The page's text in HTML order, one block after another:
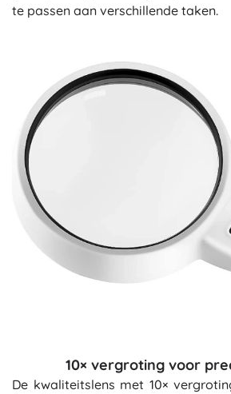
te passen aan verschillende taken.
10× vergroting voor
De kwaliteitslens met 10×